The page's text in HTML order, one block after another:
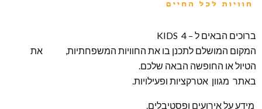
ברוכים הבאים ל – KIDS 4
המקום המושלם לתכנן בו את החוויות המשפחתיות, את
הטיול או החופשה הבאה שלכם.
באתר מגוון אטרקציות ופעילויות.
מידע על אירועים ופסטיבלים.